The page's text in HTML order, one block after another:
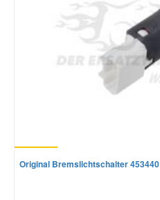
Original Bremslichtschalter 453440
Mitsubishi Ersatzteile
Nissan Ersatzteile
Porsche Ersatzteile
Skoda Ersatzteile